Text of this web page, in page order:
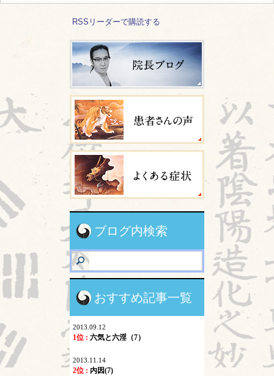
RSSリーダーで購読する
ブログ内検索
おすすめ記事一覧
2013.09.12
1位 : 六気と六淫（7）
2013.11.14
2位 : 内因(7)